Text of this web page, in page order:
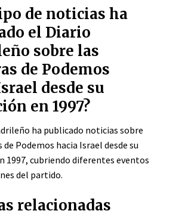
de noticias ha
el Diario
sobre las
de Podemos
desde su
en 1997?
ha publicado noticias sobre
Podemos hacia Israel desde su
1997, cubriendo diferentes eventos
del partido.
relacionadas